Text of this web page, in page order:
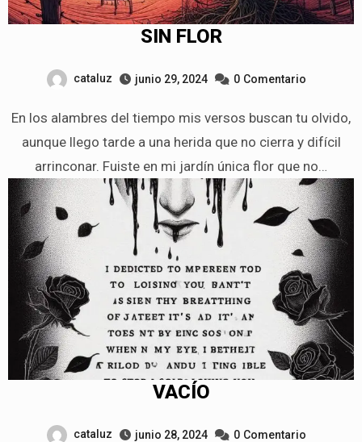
SIN FLOR
cataluz junio 29, 2024 0 Comentario
En los alambres del tiempo mis versos buscan tu olvido,
aunque llego tarde a una herida que no cierra y difícil
arrinconar. Fuiste en mi jardín única flor que no…
VACÍO
cataluz junio 28, 2024 0 Comentario